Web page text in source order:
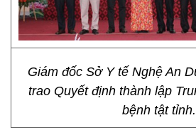
Giám đốc Sở Y tế Nghệ An
trao Quyết định thành lập
bệnh tật tỉnh.